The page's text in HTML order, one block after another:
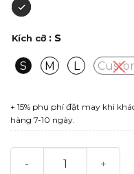
Kích cỡ : S
S M L
+ 15% phụ phí đặt may khi
hàng 7-10 ngày.